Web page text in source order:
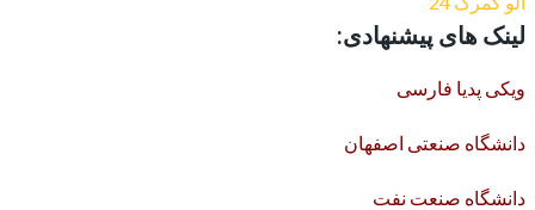
لینک های پیشنهادی:
ویکی پدیا فارسی
دانشگاه صنعتی اصفهان
دانشگاه صنعت نفت